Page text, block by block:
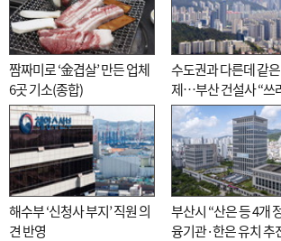
짬짜미로 ‘金겹살’ 만든 업체
6곳 기소(종합)
수도권과 다른데 같
제…부산 건설사 “쓰
직전”
해수부 ‘신청사 부지’ 직원 의
견 반영
부산시 “산은 등 4개
융기관·한은 유치 추